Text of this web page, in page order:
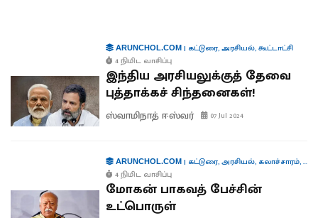
ARUNCHOL.COM| கட்டுரை,அரசியல்,கூட்டாட்சி
4 நிமிட வாசிப்பு
இந்திய அரசியலுக்குத் தேவை
புத்தாக்கச் சிந்தனைகள்!
ஸ்வாமிநாத் ஈஸ்வர் 07 Jul 2024
ARUNCHOL.COM| கட்டுரை,அரசியல், கலாச்சாரம்,
4 நிமிட வாசிப்பு
மோகன் பாகவத் பேச்சின்
உட்பொருள்